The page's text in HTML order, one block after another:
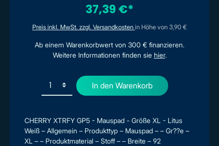
CHERRY XTRFY GP5 - Mauspad - Größe XL - Litus
Weiß – Allgemein – Produkttyp – Mauspad – – Gr??e –
XL – – Produktmaterial – Stoff – – Breite – 92
37,39 €*
Preis inkl. MwSt. zzgl. Versandkosten in Höhe von 3,90 €
Ab einem Warenkorbwert von 300 € finanzieren.
Weitere Informationen finden sie hier.
In den Warenkorb